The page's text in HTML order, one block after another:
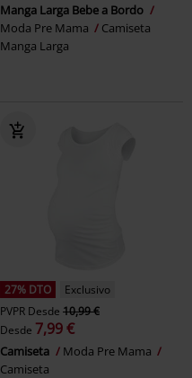
Manga Larga Bebe a Bordo
Moda Pre Mama
Camiseta
Manga Larga
27% DTO
Exclusivo
PVPR Desde 10,99 €
Desde 7,99 €
Camiseta
Moda Pre Mama
Camiseta